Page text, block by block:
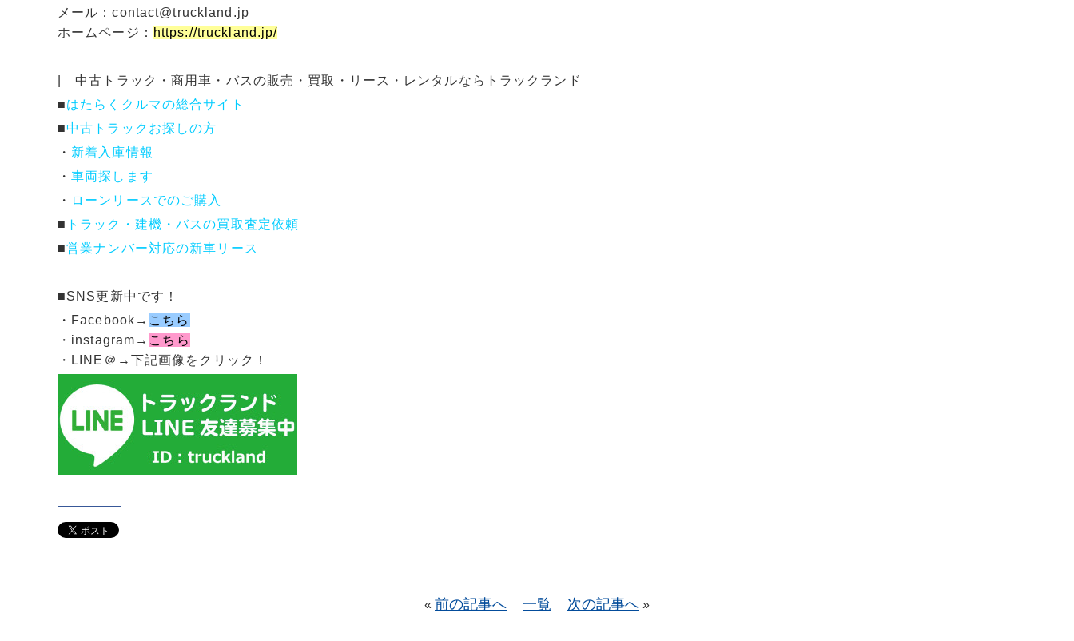
メール：contact@truckland.jp
ホームページ： https://truckland.jp/
| 中古トラック・商用車・バスの販売・買取・リース・レンタルならトラックランド
■はたらくクルマの総合サイト
■中古トラックお探しの方
・ 新着入庫情報
・車両探します
・ ローンリースでのご購入
■ トラック・建機・バスの買取査定依頼
■営業ナンバー対応の新車リース
■SNS更新中です！
・Facebook→ こちら
・instagram→ こちら
・LINE＠→下記画像をクリック！
« 前の記事へ 一覧 次の記事へ »